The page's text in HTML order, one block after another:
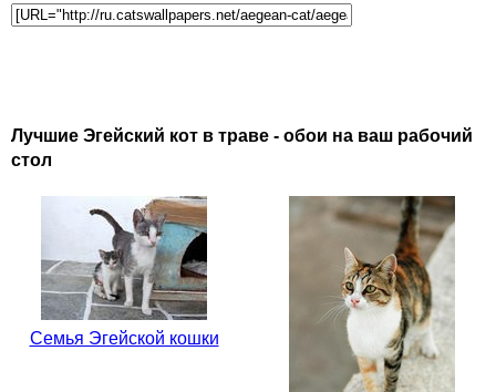
Лучшие Эгейский кот в траве - обои на ваш рабочий
стол
Семья Эгейской кошки